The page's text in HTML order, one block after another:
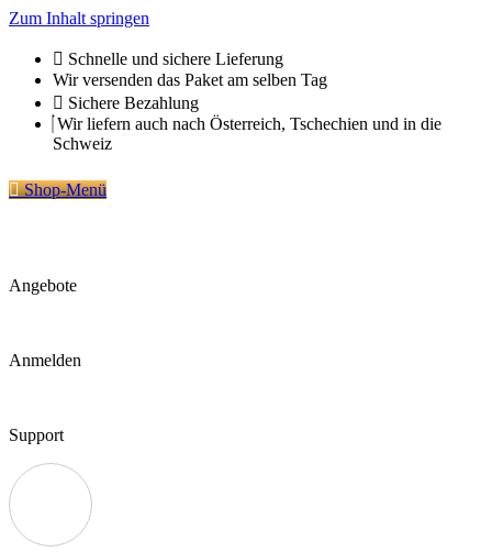
Zum Inhalt springen
Schnelle und sichere Lieferung
Wir versenden das Paket am selben Tag
Sichere Bezahlung
Wir liefern auch nach Österreich, Tschechien und in die
Schweiz
Shop-Menü
Angebote
Anmelden
Support